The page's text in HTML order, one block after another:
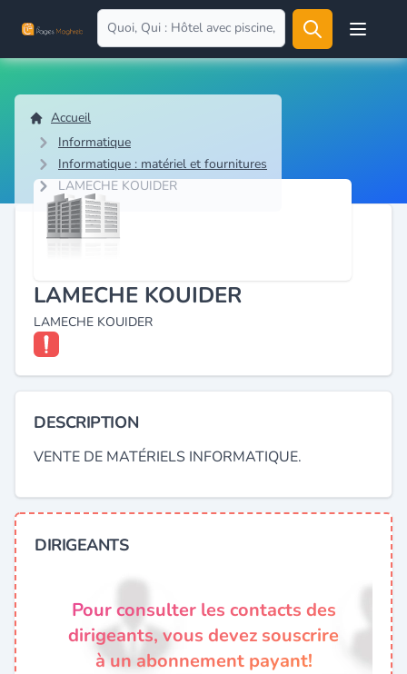
Open
Accueil
Informatique
Informatique : matériel et fournitures
LAMECHE KOUIDER
LAMECHE KOUIDER
LAMECHE KOUIDER
DESCRIPTION
VENTE DE MATÉRIELS INFORMATIQUE.
DIRIGEANTS
Pour consulter les contacts des
dirigeants, vous devez souscrire
à un abonnement payant!